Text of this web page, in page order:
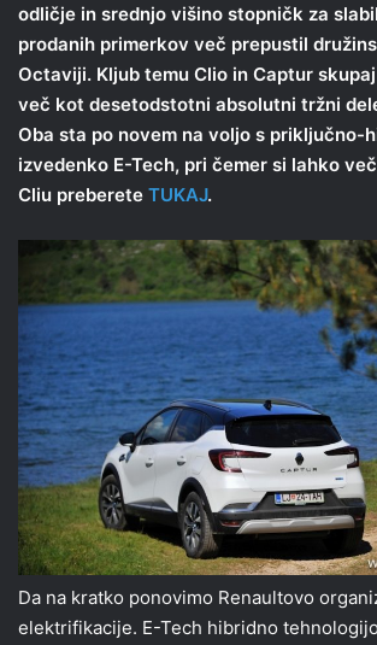
odličje in srednjo višino stopničk za
prodanih primerkov več prepustil
Octaviji. Kljub temu Clio in Captur
več kot desetodstotni absolutni tržni
Oba sta po novem na voljo s priključno-
izvedenko E-Tech, pri čemer si lahko
Cliu preberete TUKAJ.
Da na kratko ponovimo Renaultovo
elektrifikacije. E-Tech hibridno